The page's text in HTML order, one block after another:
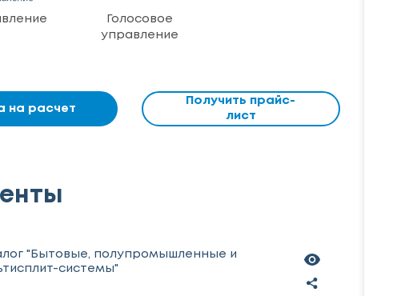
Голосовое
управление
на расчет
Получить прайс-
лист
"Бытовые, полупромышленные и
системы"